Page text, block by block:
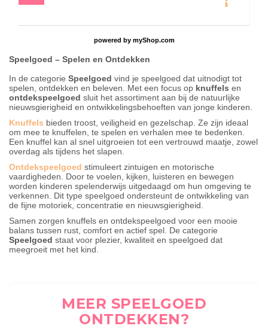
powered by myShop.com
Speelgoed – Spelen en Ontdekken
In de categorie Speelgoed vind je speelgoed dat uitnodigt tot
spelen, ontdekken en beleven. Met een focus op knuffels en
ontdekspeelgoed sluit het assortiment aan bij de natuurlijke
nieuwsgierigheid en ontwikkelingsbehoeften van jonge kinderen.
Knuffels bieden troost, veiligheid en gezelschap. Ze zijn ideaal
om mee te knuffelen, te spelen en verhalen mee te bedenken.
Een knuffel kan al snel uitgroeien tot een vertrouwd maatje, zowel
overdag als tijdens het slapen.
Ontdekspeelgoed stimuleert zintuigen en motorische
vaardigheden. Door te voelen, kijken, luisteren en bewegen
worden kinderen spelenderwijs uitgedaagd om hun omgeving te
verkennen. Dit type speelgoed ondersteunt de ontwikkeling van
de fijne motoriek, concentratie en nieuwsgierigheid.
Samen zorgen knuffels en ontdekspeelgoed voor een mooie
balans tussen rust, comfort en actief spel. De categorie
Speelgoed staat voor plezier, kwaliteit en speelgoed dat
meegroeit met het kind.
MEER SPEELGOED
ONTDEKKEN?